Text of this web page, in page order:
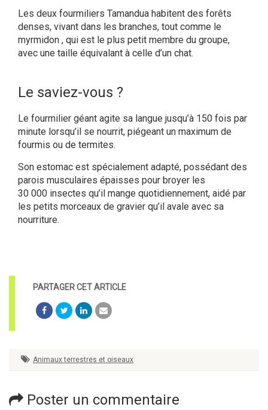
Les deux fourmiliers Tamandua habitent des forêts
denses, vivant dans les branches, tout comme le
myrmidon , qui est le plus petit membre du groupe,
avec une taille équivalant à celle d’un chat.
Le saviez-vous ?
Le fourmilier géant agite sa langue jusqu’à 150 fois par
minute lorsqu’il se nourrit, piégeant un maximum de
fourmis ou de termites.
Son estomac est spécialement adapté, possédant des
parois musculaires épaisses pour broyer les
30 000 insectes qu’il mange quotidiennement, aidé par
les petits morceaux de gravier qu’il avale avec sa
nourriture.
Animaux terrestres et oiseaux
Poster un commentaire